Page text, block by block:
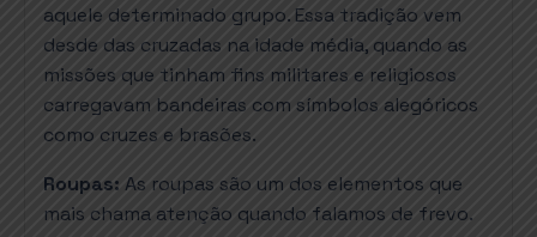
aquele determinado grupo. Essa tradição vem
desde das cruzadas na idade média, quando as
missões que tinham fins militares e religiosos
carregavam bandeiras com símbolos alegóricos
como cruzes e brasões.
Roupas: As roupas são um dos elementos que
mais chama atenção quando falamos de frevo.